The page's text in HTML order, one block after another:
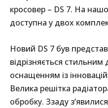
кросовер – DS 7. На
доступна у двох
Новий DS 7 був
відрізняється
оснащенням із
Велика решітка
обробку. Ззаду